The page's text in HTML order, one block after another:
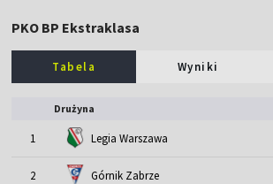
PKO BP Ekstraklasa
Tabela Wyniki
Drużyna
1 Legia Warszawa
2 Górnik Zabrze